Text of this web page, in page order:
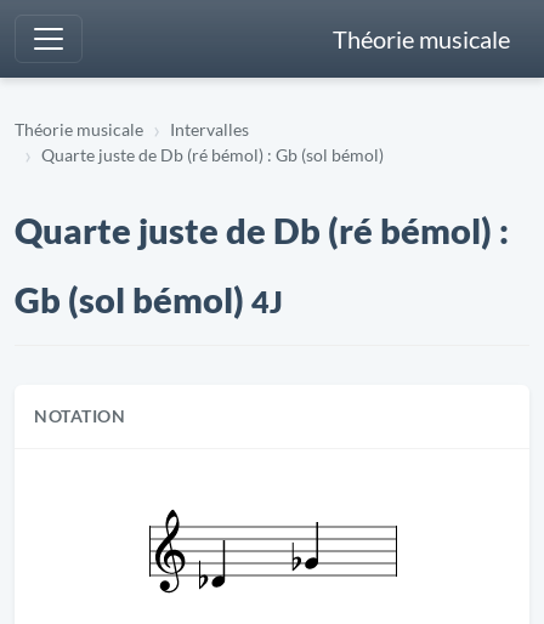
Théorie musicale
Théorie musicale
Intervalles
Quarte juste de Db (ré bémol) : Gb (sol bémol)
Quarte juste de Db (ré bémol) :
Gb (sol bémol) 4J
NOTATION